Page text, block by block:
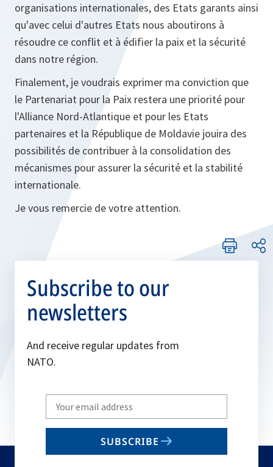
organisations internationales, des Etats garants ainsi
qu'avec celui d'autres Etats nous aboutirons à
résoudre ce conflit et à édifier la paix et la sécurité
dans notre région.
Finalement, je voudrais exprimer ma conviction que
le Partenariat pour la Paix restera une priorité pour
l'Alliance Nord-Atlantique et pour les Etats
partenaires et la République de Moldavie jouira des
possibilités de contribuer à la consolidation des
mécanismes pour assurer la sécurité et la stabilité
internationale.
Je vous remercie de votre attention.
Subscribe to our
newsletters
And receive regular updates from
NATO.
Write
your
email
SUBSCRIBE